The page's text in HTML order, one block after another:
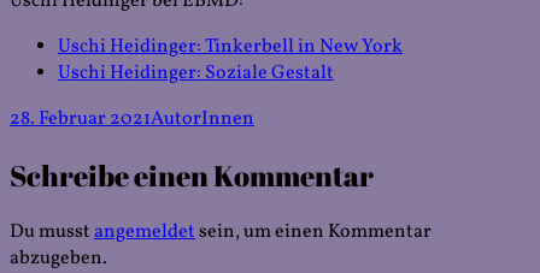
Uschi Heidinger: Tinkerbell in New York
Uschi Heidinger: Soziale Gestalt
Veröffentlicht
28. Februar 2021Kategorien
AutorInnen
Schreibe einen Kommentar
Du musstangemeldetsein, um einen Kommentar
abzugeben.